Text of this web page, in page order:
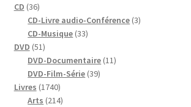
CD 3636
produits
CD-Livre audio-Conférence 33
CD-Musique 3333
DVD 5151
produits
DVD-Documentaire 1111
DVD-Film-Série 3939
Livres 17401740
produits
Arts 214214